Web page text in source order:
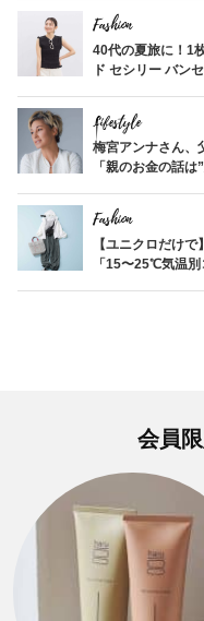
Fashion
40代の夏旅に！1
ド セシリー バン
Lifestyle
梅宮アンナさん、
「親のお金の話
Fashion
【ユニクロだけ
「15〜25℃気温別
会員